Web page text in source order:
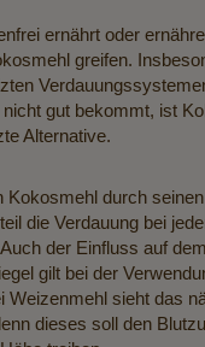
ernährt oder
greifen.
gut bekommt, ist
Alternative.
Kokosmehl durch
die Verdauung bei
der Einfluss auf dem
gilt bei der
Weizenmehl sieht das
dieses soll den